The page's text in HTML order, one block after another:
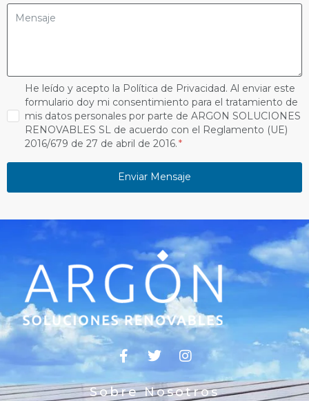
He leído y acepto la Política de Privacidad. Al enviar este
formulario doy mi consentimiento para el tratamiento de
mis datos personales por parte de ARGON SOLUCIONES
RENOVABLES SL de acuerdo con el Reglamento (UE)
2016/679 de 27 de abril de 2016.
Enviar Mensaje
Sobre Nosotros